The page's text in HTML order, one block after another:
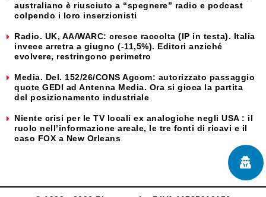
australiano è riusciuto a “spegnere” radio e podcast
colpendo i loro inserzionisti
Radio. UK, AA/WARC: cresce raccolta (IP in testa). Italia
invece arretra a giugno (-11,5%). Editori anziché
evolvere, restringono perimetro
Media. Del. 152/26/CONS Agcom: autorizzato passaggio
quote GEDI ad Antenna Media. Ora si gioca la partita
del posizionamento industriale
Niente crisi per le TV locali ex analogiche negli USA : il
ruolo nell’informazione areale, le tre fonti di ricavi e il
caso FOX a New Orleans